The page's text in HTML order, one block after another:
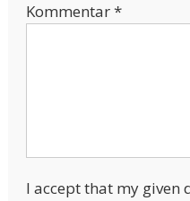
Kommentar*
I accept that my given